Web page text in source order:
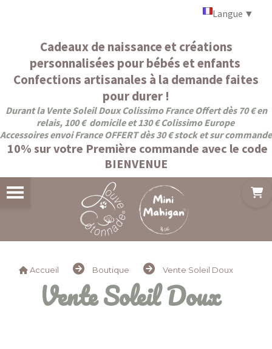
Cadeaux de naissance et créations
personnalisées pour bébés et enfants
Confections artisanales à la demande faites
pour durer !
Durant la Vente Soleil Doux Colissimo France Offert dès 70 € en
relais, 100 € domicile et 130 € Colissimo Europe
Accessoires envoi France OFFERT dès 30 € stock et sur commande
10% sur votre Première commande avec le code
BIENVENUE
Accueil Boutique Vente Soleil Doux
Vente Soleil Doux
Langue ▼